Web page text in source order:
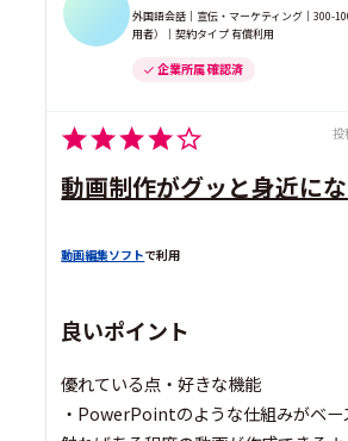
外国語会話｜宣伝・マーケティング｜300-
用者）｜契約タイプ 有償利用
企業所属 確認済
投
動画制作がグッと身近に
動画編集ソフトで利用
良いポイント
優れている点・好きな機能
・PowerPointのような仕組みがベー